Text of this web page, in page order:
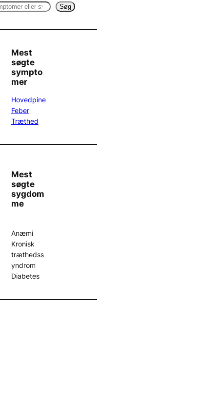
Søg
Mest
søgte
sympto
mer
Hovedpine
Feber
Træthed
Mest
søgte
sygdom
me
Anæmi
Kronisk
træthedss
yndrom
Diabetes